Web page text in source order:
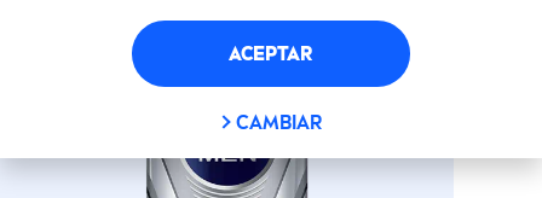
ACEPTAR
CAMBIAR